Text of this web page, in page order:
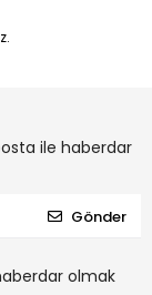
ile haberdar
Gönder
olmak